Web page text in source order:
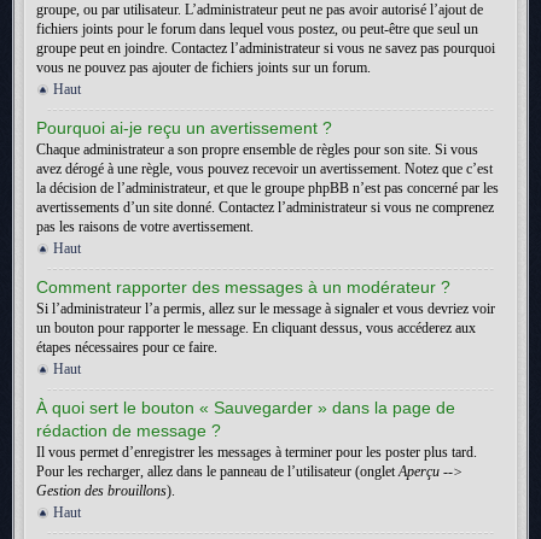
groupe, ou par utilisateur. L’administrateur peut ne pas avoir autorisé l’ajout de
fichiers joints pour le forum dans lequel vous postez, ou peut-être que seul un
groupe peut en joindre. Contactez l’administrateur si vous ne savez pas pourquoi
vous ne pouvez pas ajouter de fichiers joints sur un forum.
Haut
Pourquoi ai-je reçu un avertissement ?
Chaque administrateur a son propre ensemble de règles pour son site. Si vous
avez dérogé à une règle, vous pouvez recevoir un avertissement. Notez que c’est
la décision de l’administrateur, et que le groupe phpBB n’est pas concerné par les
avertissements d’un site donné. Contactez l’administrateur si vous ne comprenez
pas les raisons de votre avertissement.
Haut
Comment rapporter des messages à un modérateur ?
Si l’administrateur l’a permis, allez sur le message à signaler et vous devriez voir
un bouton pour rapporter le message. En cliquant dessus, vous accéderez aux
étapes nécessaires pour ce faire.
Haut
À quoi sert le bouton « Sauvegarder » dans la page de
rédaction de message ?
Il vous permet d’enregistrer les messages à terminer pour les poster plus tard.
Pour les recharger, allez dans le panneau de l’utilisateur (ongletAperçu -->
Gestion des brouillons).
Haut